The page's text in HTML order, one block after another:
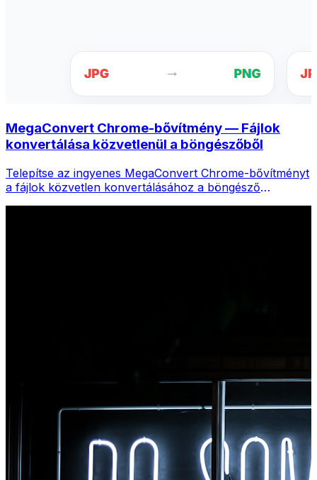
MegaConvert Chrome-bővítmény — Fájlok
konvertálása közvetlenül a böngészőből
Telepítse az ingyenes MegaConvert Chrome-bővítményt
a fájlok közvetlen konvertálásához a böngésző